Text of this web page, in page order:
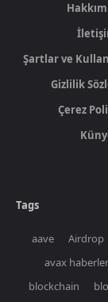
Şartlar ve
Gizlilik
Çerez
Tags
aave Airdrop
avax
blockchain